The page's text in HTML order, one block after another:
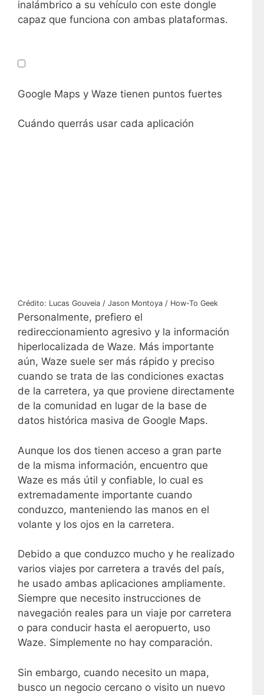
inalámbrico a su vehículo con este dongle
capaz que funciona con ambas plataformas.
Google Maps y Waze tienen puntos fuertes
Cuándo querrás usar cada aplicación
Crédito: Lucas Gouveia / Jason Montoya / How-To Geek
Personalmente, prefiero el
redireccionamiento agresivo y la información
hiperlocalizada de Waze. Más importante
aún, Waze suele ser más rápido y preciso
cuando se trata de las condiciones exactas
de la carretera, ya que proviene directamente
de la comunidad en lugar de la base de
datos histórica masiva de Google Maps.
Aunque los dos tienen acceso a gran parte
de la misma información, encuentro que
Waze es más útil y confiable, lo cual es
extremadamente importante cuando
conduzco, manteniendo las manos en el
volante y los ojos en la carretera.
Debido a que conduzco mucho y he realizado
varios viajes por carretera a través del país,
he usado ambas aplicaciones ampliamente.
Siempre que necesito instrucciones de
navegación reales para un viaje por carretera
o para conducir hasta el aeropuerto, uso
Waze. Simplemente no hay comparación.
Sin embargo, cuando necesito un mapa,
busco un negocio cercano o visito un nuevo